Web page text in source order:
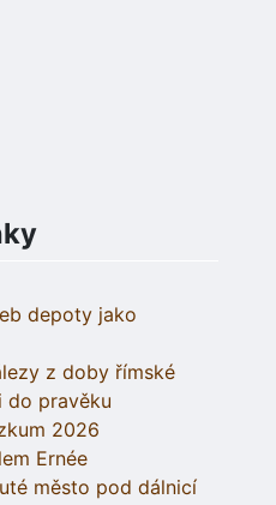
depoty jako
z doby římské
do pravěku
2026
Ernée
město pod dálnicí